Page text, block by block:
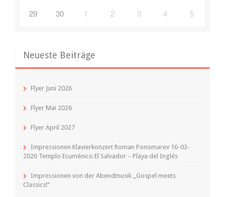
29 30 1 2 3 4 5
Neueste Beiträge
Flyer Juni 2026
Flyer Mai 2026
Flyer April 2027
Impressionen Klavierkonzert Roman Ponomarev 16-03-
2026 Templo Ecuménico El Salvador – Playa del Inglés
Impressionen von der Abendmusik „Gospel meets
Classics!“